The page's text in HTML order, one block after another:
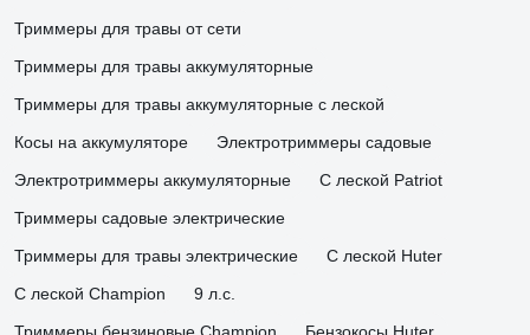
Триммеры для травы от сети
Триммеры для травы аккумуляторные
Триммеры для травы аккумуляторные с леской
Косы на аккумуляторе
Электротриммеры садовые
Электротриммеры аккумуляторные
С леской Patriot
Триммеры садовые электрические
Триммеры для травы электрические
С леской Huter
С леской Champion
9 л.с.